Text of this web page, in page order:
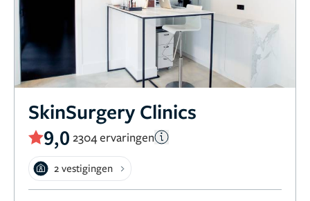
SkinSurgery Clinics
9,0 2304 ervaringen
2 vestigingen